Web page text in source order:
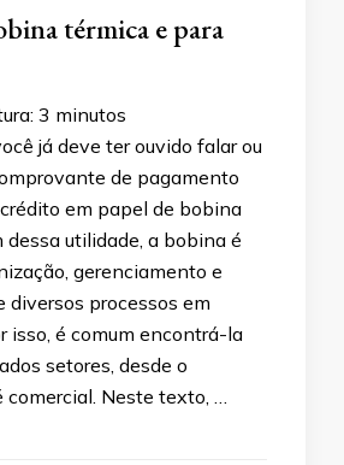
térmica e para
3 minutos
já deve ter ouvido falar ou
de pagamento
em papel de bobina
dessa utilidade, a bobina é
gerenciamento e
diversos processos em
isso, é comum encontrá-la
setores, desde o
Neste texto, …